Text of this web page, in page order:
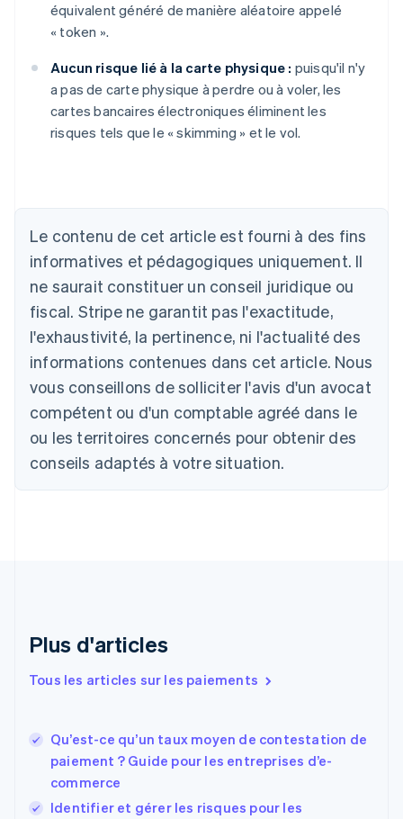
équivalent généré de manière aléatoire appelé
« token ».
Aucun risque lié à la carte physique : puisqu'il n'y
a pas de carte physique à perdre ou à voler, les
cartes bancaires électroniques éliminent les
risques tels que le « skimming » et le vol.
Le contenu de cet article est fourni à des fins
informatives et pédagogiques uniquement. Il
ne saurait constituer un conseil juridique ou
fiscal. Stripe ne garantit pas l'exactitude,
l'exhaustivité, la pertinence, ni l'actualité des
informations contenues dans cet article. Nous
vous conseillons de solliciter l'avis d'un avocat
compétent ou d'un comptable agréé dans le
ou les territoires concernés pour obtenir des
conseils adaptés à votre situation.
Plus d'articles
Tous les articles sur les paiements
Qu’est-ce qu’un taux moyen de contestation de
paiement ? Guide pour les entreprises d’e-
commerce
Identifier et gérer les risques pour les
Allemagne
Deutsch
Australie
English
Autriche
Belgique
NederlandsFrançaisDeutschEnglish
Brésil
PortuguêsEnglish
Bulgarie
English
English Français
Chine continentale
English
Espagne
États-Unis
EnglishEspañol简体中文
Finlande
English Svenska